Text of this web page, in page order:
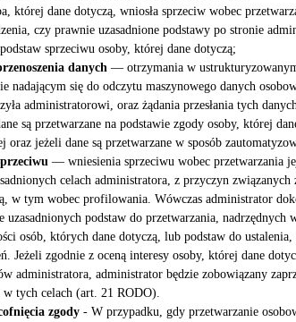
której dane dotyczą, wniosła sprzeciw wobec
czy prawnie uzasadnione podstawy po stronie
sprzeciwu osoby, której dane dotyczą;
danych — otrzymania w
nadającym się do odczytu maszynowego danych
administratorowi, oraz żądania przesłania tych
są przetwarzane na podstawie zgody osoby, której
oraz jeżeli dane są przetwarzane w sposób
— wniesienia sprzeciwu wobec przetwarzania
celach administratora, z przyczyn związanych
w tym wobec profilowania. Wówczas administrator
uzasadnionych podstaw do przetwarzania, nadrzędnych
osób, których dane dotyczą, lub podstaw do
Jeżeli zgodnie z oceną interesy osoby, której dane
administratora, administrator będzie zobowiązany
w tych celach (art. 21 RODO).
zgody - W przypadku, gdy przetwarzanie